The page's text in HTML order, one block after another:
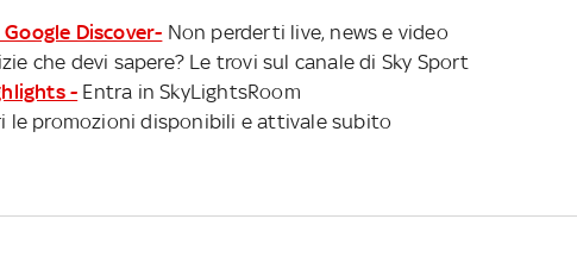
Discover- Non perderti live, news e video
che devi sapere? Le trovi sul canale di Sky Sport
- Entra in SkyLightsRoom
le promozioni disponibili e attivale subito